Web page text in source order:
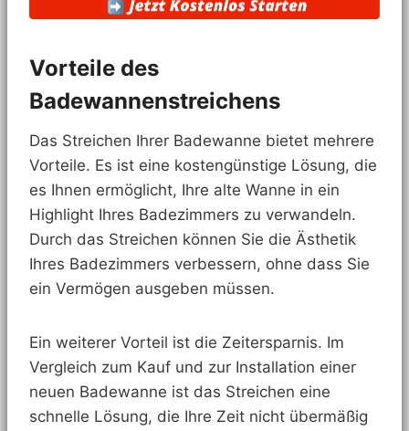
Vorteile des
Badewannenstreichens
Das Streichen Ihrer Badewanne bietet mehrere
Vorteile. Es ist eine kostengünstige Lösung, die
es Ihnen ermöglicht, Ihre alte Wanne in ein
Highlight Ihres Badezimmers zu verwandeln.
Durch das Streichen können Sie die Ästhetik
Ihres Badezimmers verbessern, ohne dass Sie
ein Vermögen ausgeben müssen.
Ein weiterer Vorteil ist die Zeitersparnis. Im
Vergleich zum Kauf und zur Installation einer
neuen Badewanne ist das Streichen eine
schnelle Lösung, die Ihre Zeit nicht übermäßig